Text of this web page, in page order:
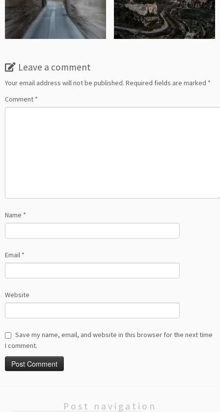
Leave a comment
Your email address will not be published. Required fields are marked *
Comment *
Name *
Email *
Website
Save my name, email, and website in this browser for the next time
I comment.
Post navigation